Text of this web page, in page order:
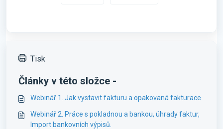
Tisk
Články v této složce -
Webinář 1. Jak vystavit fakturu a opakovaná fakturace
Webinář 2. Práce s pokladnou a bankou, úhrady faktur,
Import bankovních výpisů.